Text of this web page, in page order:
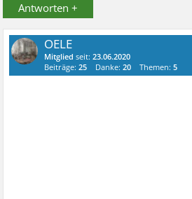
Antworten +
OELE
Mitglied seit:23.06.2020
Beiträge:25 Danke:20 Themen:5